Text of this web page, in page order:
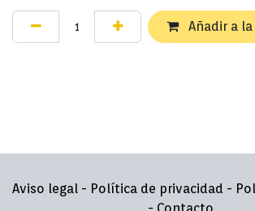
Añadir a
Aviso legal - Política de privacidad -